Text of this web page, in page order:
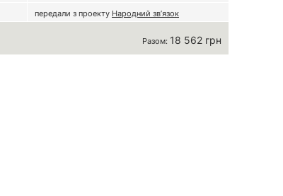
передали з проекту Народний зв’язок
Разом: 18 562 грн